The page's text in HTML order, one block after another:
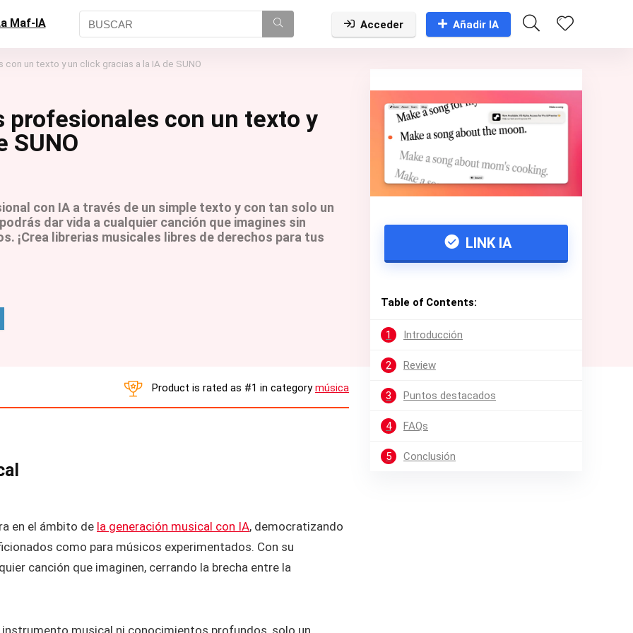
Maf-IA Acceder Añadir IA
un texto y un click gracias a la IA de SUNO
profesionales con un texto y
SUNO
LINK IA
Table of Contents:
1 Introducción
2 Review
3 Puntos destacados
4 FAQs
5 Conclusión
con IA a través de un simple texto y con tan solo un
dar vida a cualquier canción que imagines sin
¡Crea librerias musicales libres de derechos para tus
Product is rated as #1 in categorymúsica
en el ámbito de la generación musical con IA, democratizando
como para músicos experimentados. Con su
canción que imaginen, cerrando la brecha entre la
musical ni conocimientos profundos, solo un